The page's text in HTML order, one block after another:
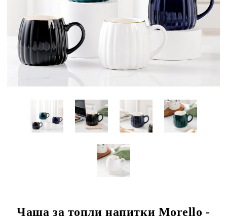
Чаша за топли напитки Morello -